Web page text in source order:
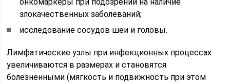
злокачественных заболеваний;
исследование сосудов шеи и головы.
Лимфатические узлы при инфекционных процессах
увеличиваются в размерах и становятся
болезненными (мягкость и подвижность при этом